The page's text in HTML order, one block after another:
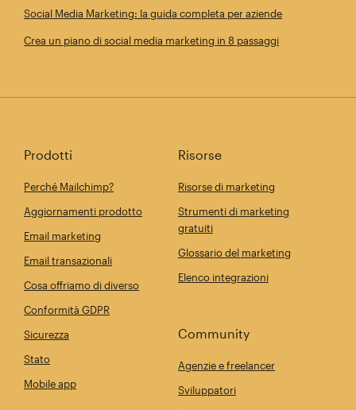
Social Media Marketing: la guida completa per aziende
Crea un piano di social media marketing in 8 passaggi
Prodotti
Perché Mailchimp?
Aggiornamenti prodotto
Email marketing
Email transazionali
Cosa offriamo di diverso
Conformità GDPR
Sicurezza
Stato
Mobile app
Risorse
Risorse di marketing
Strumenti di marketing
gratuiti
Glossario del marketing
Elenco integrazioni
Community
Agenzie e freelancer
Sviluppatori